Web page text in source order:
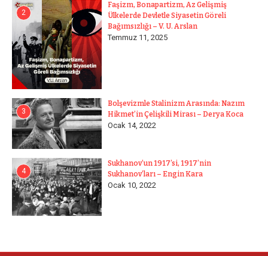
2
Faşizm, Bonapartizm, Az Gelişmiş
Ülkelerde Devletle Siyasetin Göreli
Bağımsızlığı – V. U. Arslan
Temmuz 11, 2025
3
Bolşevizmle Stalinizm Arasında: Nazım
Hikmet’in Çelişkili Mirası – Derya Koca
Ocak 14, 2022
4
Sukhanov’un 1917’si, 1917’nin
Sukhanov’ları – Engin Kara
Ocak 10, 2022